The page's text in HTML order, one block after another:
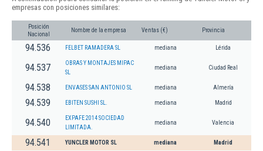
empresas con posiciones similares:
Posición
Nacional
Nombre de la empresa Ventas (€) Provincia
94.536 FELBET RAMADERA SL mediana Lérida
94.537
OBRAS Y MONTAJES MIPAC
SL
mediana Ciudad Real
94.538 ENVASES SAN ANTONIO SL mediana Almería
94.539 EBITEN SUSHI SL. mediana Madrid
94.540
EXPAFE 2014 SOCIEDAD
LIMITADA.
mediana Valencia
94.541 YUNCLER MOTOR SL mediana Madrid